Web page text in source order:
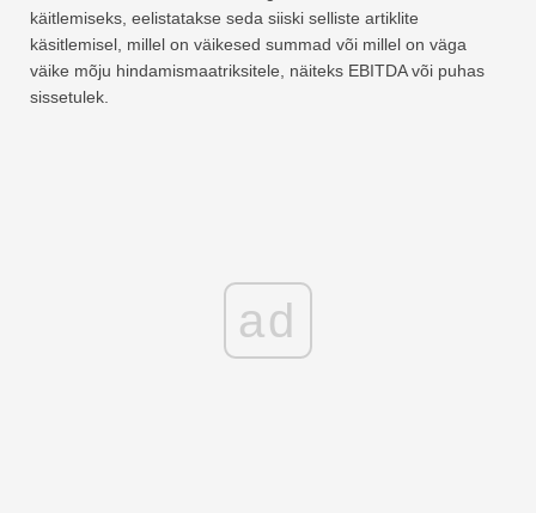
käitlemiseks, eelistatakse seda siiski selliste artiklite
käsitlemisel, millel on väikesed summad või millel on väga
väike mõju hindamismaatriksitele, näiteks EBITDA või puhas
sissetulek.
ad